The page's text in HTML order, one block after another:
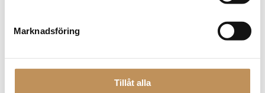
Marknadsföring
Tillåt alla